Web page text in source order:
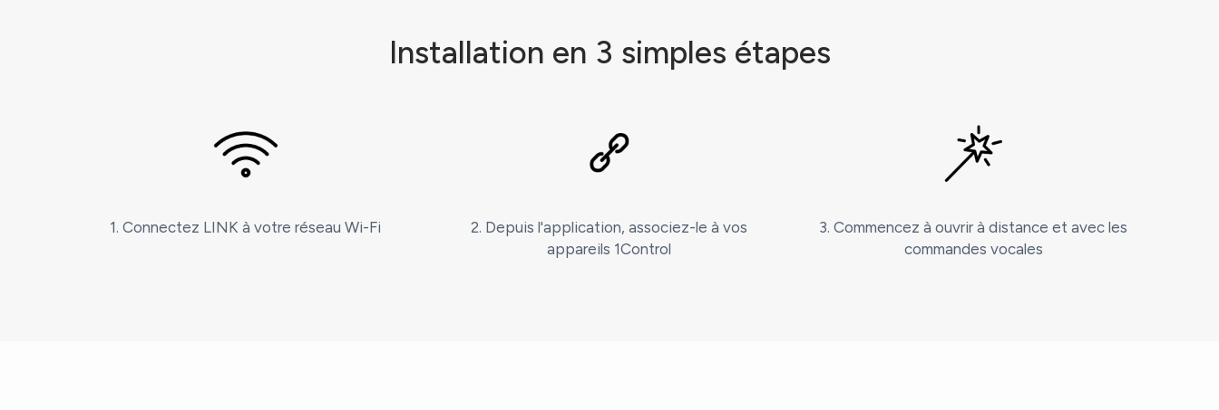
Installation en 3 simples étapes
1. Connectez LINK à votre réseau Wi-Fi
2. Depuis l'application, associez-le à vos
appareils 1Control
3. Commencez à ouvrir à distance et avec les
commandes vocales